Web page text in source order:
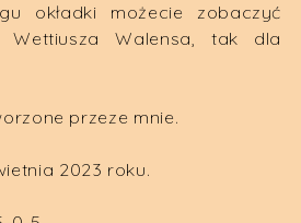
okładki możecie zobaczyć
Wettiusza Walensa, tak dla
przeze mnie.
2023 roku.